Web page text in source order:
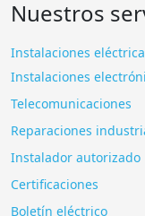
Nuestros
Instalaciones
Instalaciones
Telecomunicaciones
Reparaciones
Instalador autorizado
Certificaciones
Boletín eléctrico